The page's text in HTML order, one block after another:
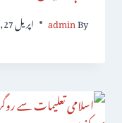
By
admin اپریل 27, 2016